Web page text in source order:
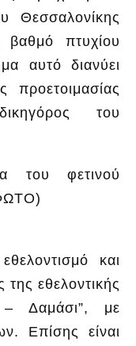
Θεσσαλονίκης
πτυχίου
αυτό διανύει
προετοιμασίας
του
και
της εθελοντικής
Δαμάσι”, με
Επίσης είναι